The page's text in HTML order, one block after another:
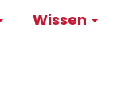
Wissen